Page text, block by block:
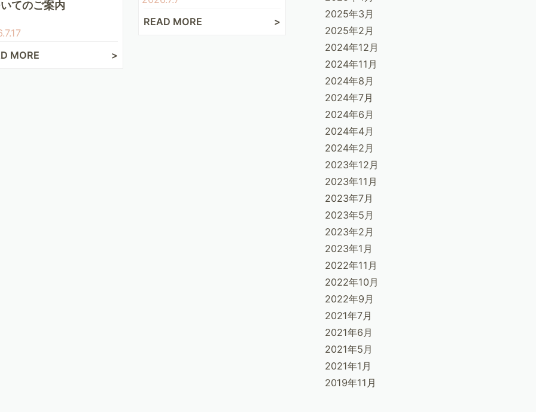
てのご案内
MORE
READ MORE
2025年3月
2025年2月
2024年12月
2024年11月
2024年8月
2024年7月
2024年6月
2024年4月
2024年2月
2023年12月
2023年11月
2023年7月
2023年5月
2023年2月
2023年1月
2022年11月
2022年10月
2022年9月
2021年7月
2021年6月
2021年5月
2021年1月
2019年11月